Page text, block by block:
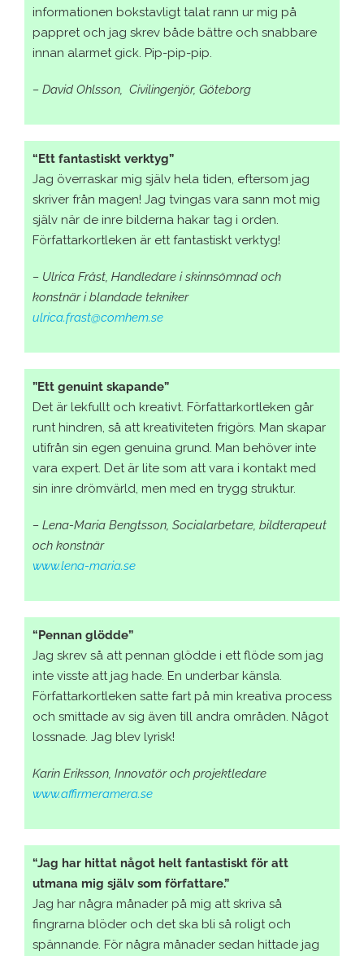
informationen bokstavligt talat rann ur mig på
pappret och jag skrev både bättre och snabbare
innan alarmet gick. Pip-pip-pip.
– David Ohlsson, Civilingenjör, Göteborg
“Ett fantastiskt verktyg”
Jag överraskar mig själv hela tiden, eftersom jag
skriver från magen! Jag tvingas vara sann mot mig
själv när de inre bilderna hakar tag i orden.
Författarkortleken är ett fantastiskt verktyg!
– Ulrica Fråst, Handledare i skinnsömnad och
konstnär i blandade tekniker
ulrica.frast@comhem.se
”Ett genuint skapande”
Det är lekfullt och kreativt. Författarkortleken går
runt hindren, så att kreativiteten frigörs. Man skapar
utifrån sin egen genuina grund. Man behöver inte
vara expert. Det är lite som att vara i kontakt med
sin inre drömvärld, men med en trygg struktur.
– Lena-Maria Bengtsson, Socialarbetare, bildterapeut
och konstnär
www.lena-maria.se
“Pennan glödde”
Jag skrev så att pennan glödde i ett flöde som jag
inte visste att jag hade. En underbar känsla.
Författarkortleken satte fart på min kreativa process
och smittade av sig även till andra områden. Något
lossnade. Jag blev lyrisk!
Karin Eriksson, Innovatör och projektledare
www.affirmeramera.se
“Jag har hittat något helt fantastiskt för att
utmana mig själv som författare.”
Jag har några månader på mig att skriva så
fingrarna blöder och det ska bli så roligt och
spännande. För några månader sedan hittade jag